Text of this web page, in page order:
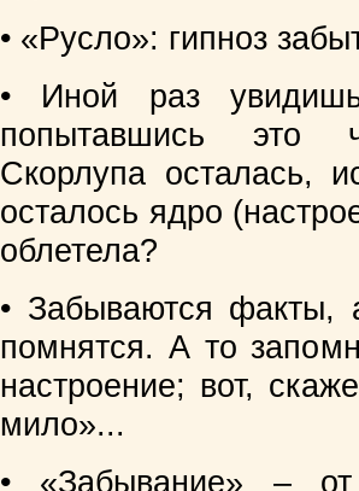
• «Русло»: гипноз
• Иной раз
попытавшись это
Скорлупа осталась,
осталось ядро
облетела?
• Забываются факты,
помнятся. А то
настроение; вот,
мило»...
• «Забывание» –